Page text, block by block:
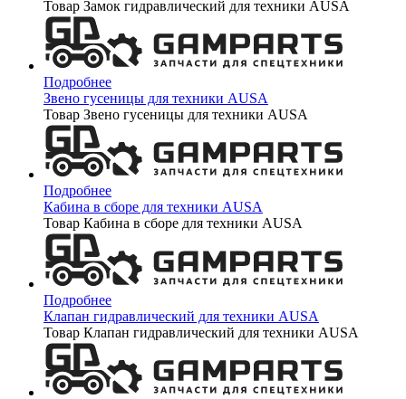
Товар Замок гидравлический для техники AUSA
Подробнее
Звено гусеницы для техники AUSA
Товар Звено гусеницы для техники AUSA
Подробнее
Кабина в сборе для техники AUSA
Товар Кабина в сборе для техники AUSA
Подробнее
Клапан гидравлический для техники AUSA
Товар Клапан гидравлический для техники AUSA